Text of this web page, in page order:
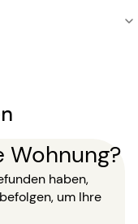
haben,
um Ihre